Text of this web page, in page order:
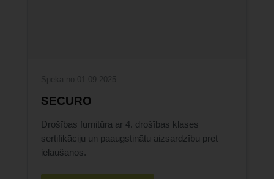
SECURO
Drošības furnitūra ar 4. drošības klases
sertifikāciju un paaugstinātu aizsardzību pret
ielaušanos.